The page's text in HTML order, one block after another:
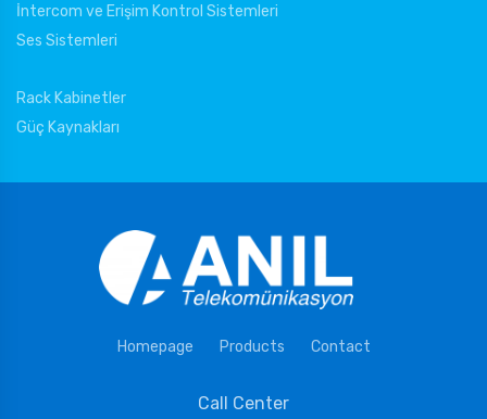
İntercom ve Erişim Kontrol Sistemleri
Ses Sistemleri
Rack Kabinetler
Güç Kaynakları
Homepage Products Contact
Call Center